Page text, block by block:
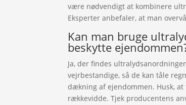
være nødvendigt at kombinere
Eksperter anbefaler, at man
Kan man bruge
beskytte
Ja, der findes
vejrbestandige, så de kan tåle
dækning af ejendommen. Husk,
rækkevidde. Tjek producentens